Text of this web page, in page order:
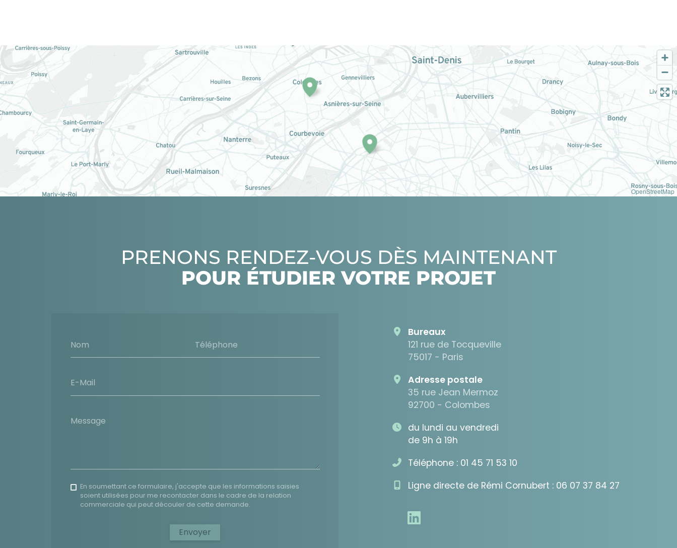
OpenStreetMap
PRENONS RENDEZ-VOUS DÈS MAINTENANT
POUR ÉTUDIER VOTRE PROJET
Nom Téléphone
E-Mail
Message
En soumettant ce formulaire, j'accepte que les informations saisies
soient utilisées pour me recontacter dans le cadre de la relation
commerciale qui peut découler de cette demande.
Envoyer
Bureaux
121 rue de Tocqueville
75017 - Paris
Adresse postale
35 rue Jean Mermoz
92700 - Colombes
du lundi au vendredi
de 9h à 19h
Téléphone : 01 45 71 53 10
Ligne directe de Rémi Cornubert : 06 07 37 84 27